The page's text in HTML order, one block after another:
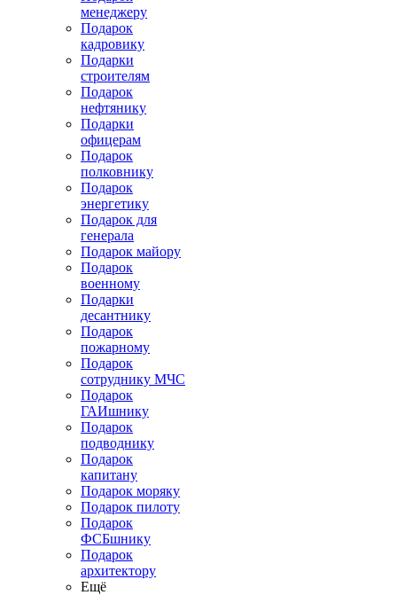
менеджеру
Подарок
кадровику
Подарки
строителям
Подарок
нефтянику
Подарки
офицерам
Подарок
полковнику
Подарок
энергетику
Подарок для
генерала
Подарок майору
Подарок
военному
Подарки
десантнику
Подарок
пожарному
Подарок
сотруднику МЧС
Подарок
ГАИшнику
Подарок
подводнику
Подарок
капитану
Подарок моряку
Подарок пилоту
Подарок
ФСБшнику
Подарок
архитектору
Ещё